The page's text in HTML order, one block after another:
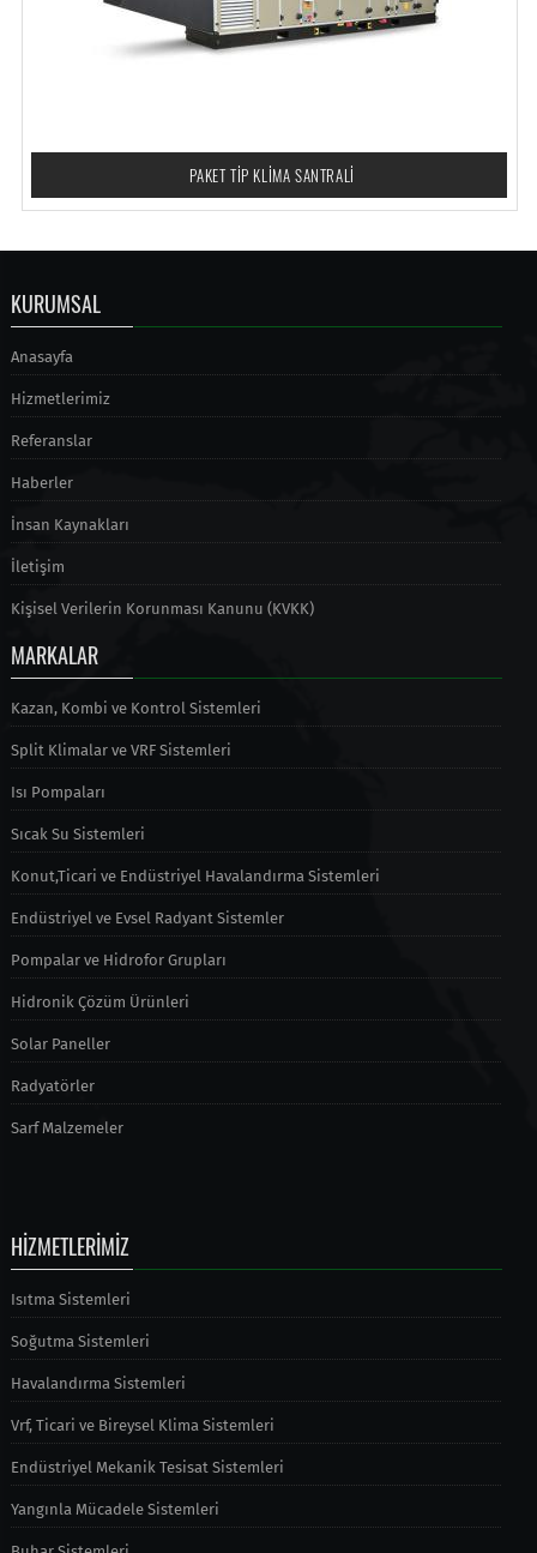
PAKET TİP KLİMA SANTRALİ
KURUMSAL
Anasayfa
Hizmetlerimiz
Referanslar
Haberler
İnsan Kaynakları
İletişim
Kişisel Verilerin Korunması Kanunu (KVKK)
MARKALAR
Kazan, Kombi ve Kontrol Sistemleri
Split Klimalar ve VRF Sistemleri
Isı Pompaları
Sıcak Su Sistemleri
Konut,Ticari ve Endüstriyel Havalandırma Sistemleri
Endüstriyel ve Evsel Radyant Sistemler
Pompalar ve Hidrofor Grupları
Hidronik Çözüm Ürünleri
Solar Paneller
Radyatörler
Sarf Malzemeler
HİZMETLERİMİZ
Isıtma Sistemleri
Soğutma Sistemleri
Havalandırma Sistemleri
Vrf, Ticari ve Bireysel Klima Sistemleri
Endüstriyel Mekanik Tesisat Sistemleri
Yangınla Mücadele Sistemleri